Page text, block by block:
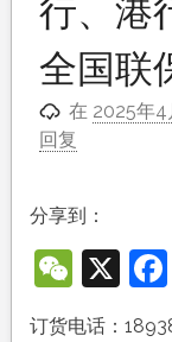
行、港
全国联
在 2025年4
回复
分享到：
X
订货电话：